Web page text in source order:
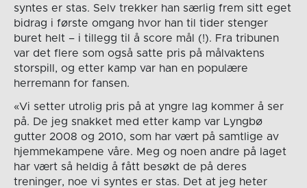
syntes er stas. Selv trekker han særlig frem sitt eget
bidrag i første omgang hvor han til tider stenger
buret helt – i tillegg til å score mål (!). Fra tribunen
var det flere som også satte pris på målvaktens
storspill, og etter kamp var han en populære
herremann for fansen.
«Vi setter utrolig pris på at yngre lag kommer å ser
på. De jeg snakket med etter kamp var Lyngbø
gutter 2008 og 2010, som har vært på samtlige av
hjemmekampene våre. Meg og noen andre på laget
har vært så heldig å fått besøkt de på deres
treninger, noe vi syntes er stas. Det at jeg heter